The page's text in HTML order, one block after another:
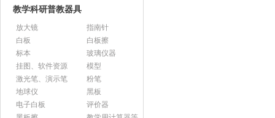
教学科研普教器具
放大镜
指南针
白板
白板擦
标本
玻璃仪器
挂图、软件资源
模型
激光笔、演示笔
粉笔
地球仪
黑板
电子白板
评价器